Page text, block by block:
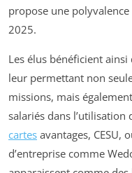
propose une
2025.
Les élus bénéficient
leur permettant non
missions, mais
salariés dans l’utilisation
cartes avantages, CESU,
d’entreprise comme